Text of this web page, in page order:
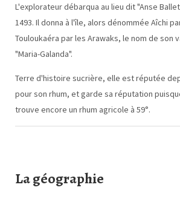
LIVRE D'OR
Contact
L'explorateur débarqua au lieu dit "Anse
1493. Il donna à l'île, alors dénommée Aîchi
Touloukaéra par les Arawaks, le nom de son
"Maria-Galanda".
Terre d'histoire sucrière, elle est réputée
pour son rhum, et garde sa réputation
trouve encore un rhum agricole à 59°.
La géographie